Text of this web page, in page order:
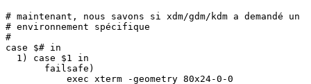
# maintenant, nous savons si xdm/gdm/kdm a demandé un
# environnement spécifique
#
case $# in
  1) case $1 in
       failsafe)
           exec xterm -geometry 80x24-0-0